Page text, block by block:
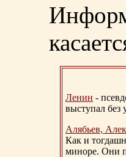
Ленин -
выступал без
Алябьев,
Как и
миноре. Они